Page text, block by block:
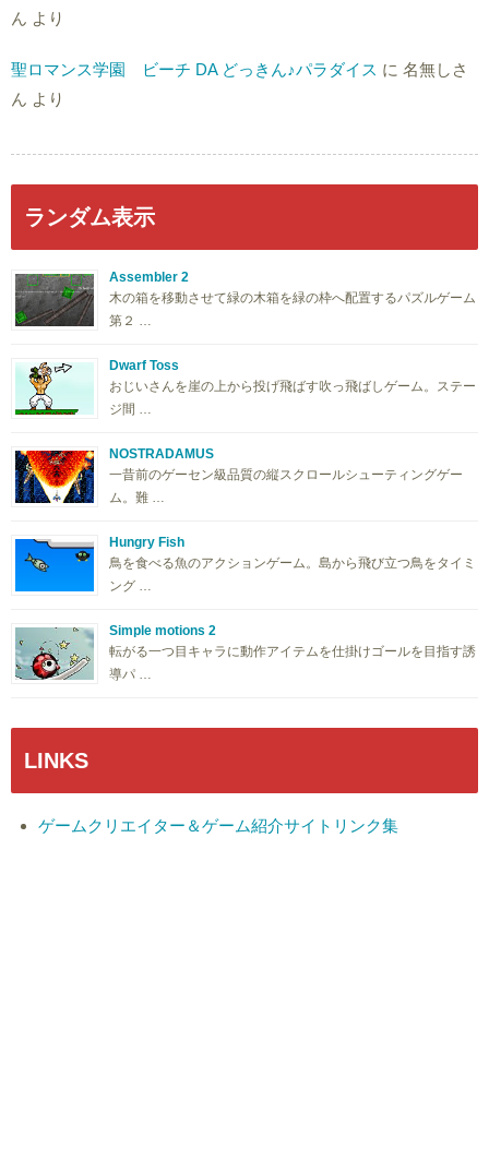
ん より
聖ロマンス学園 ビーチ DA どっきん♪パラダイス に 名無しさ
ん より
ランダム表示
Assembler 2
木の箱を移動させて緑の木箱を緑の枠へ配置するパズルゲーム
第２ …
Dwarf Toss
おじいさんを崖の上から投げ飛ばす吹っ飛ばしゲーム。ステー
ジ間 …
NOSTRADAMUS
一昔前のゲーセン級品質の縦スクロールシューティングゲー
ム。難 …
Hungry Fish
鳥を食べる魚のアクションゲーム。島から飛び立つ鳥をタイミ
ング …
Simple motions 2
転がる一つ目キャラに動作アイテムを仕掛けゴールを目指す誘
導パ …
LINKS
ゲームクリエイター＆ゲーム紹介サイトリンク集